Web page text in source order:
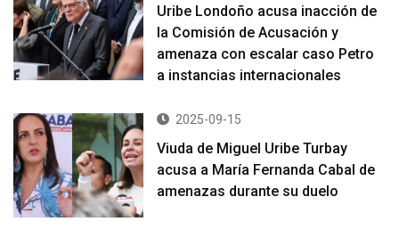
Uribe Londoño acusa inacción de
la Comisión de Acusación y
amenaza con escalar caso Petro
a instancias internacionales
2025-09-15
Viuda de Miguel Uribe Turbay
acusa a María Fernanda Cabal de
amenazas durante su duelo